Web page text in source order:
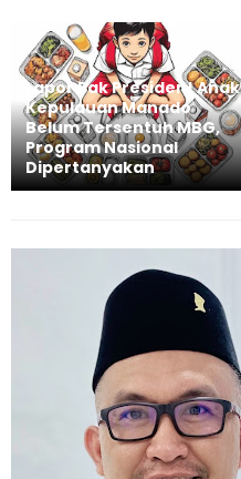
Lapor Pak Presiden! Anak
Kepulauan Manado
Belum Tersentuh MBG,
Program Nasional
Dipertanyakan